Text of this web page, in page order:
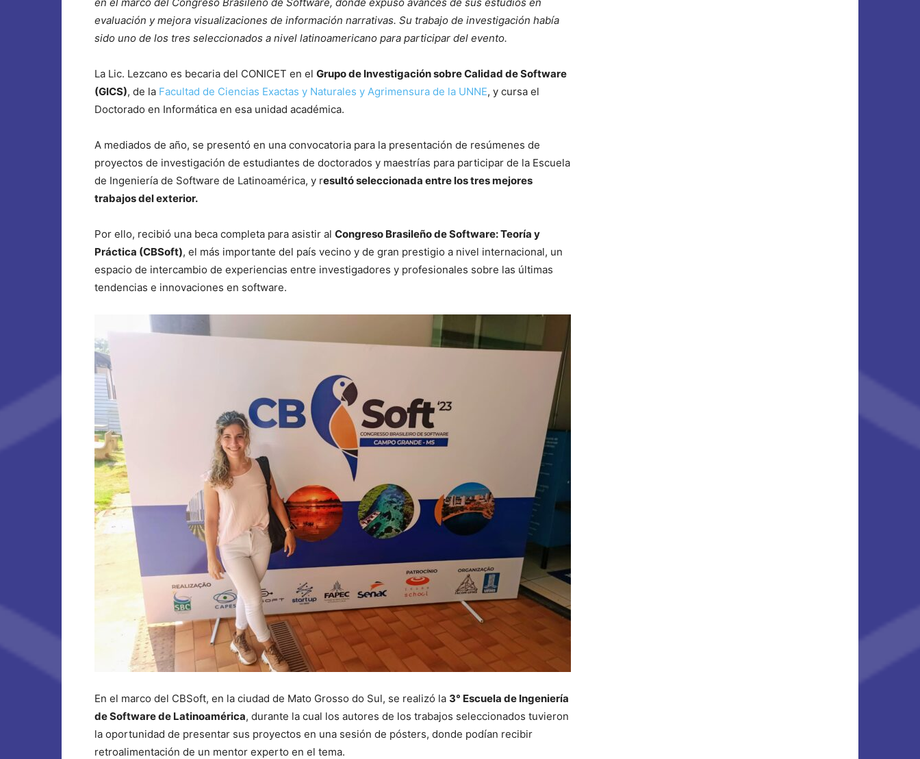
evaluación y mejora visualizaciones de información narrativas. Su trabajo de investigación había
sido uno de los tres seleccionados a nivel latinoamericano para participar del evento.
La Lic. Lezcano es becaria del CONICET en el Grupo de Investigación sobre Calidad de Software
(GICS), de la Facultad de Ciencias Exactas y Naturales y Agrimensura de la UNNE, y cursa el
Doctorado en Informática en esa unidad académica.
A mediados de año, se presentó en una convocatoria para la presentación de resúmenes de
proyectos de investigación de estudiantes de doctorados y maestrías para participar de la Escuela
de Ingeniería de Software de Latinoamérica, y resultó seleccionada entre los tres mejores
trabajos del exterior.
Por ello, recibió una beca completa para asistir al Congreso Brasileño de Software: Teoría y
Práctica (CBSoft), el más importante del país vecino y de gran prestigio a nivel internacional, un
espacio de intercambio de experiencias entre investigadores y profesionales sobre las últimas
tendencias e innovaciones en software.
En el marco del CBSoft, en la ciudad de Mato Grosso do Sul, se realizó la 3° Escuela de Ingeniería
de Software de Latinoamérica, durante la cual los autores de los trabajos seleccionados tuvieron
la oportunidad de presentar sus proyectos en una sesión de pósters, donde podían recibir
retroalimentación de un mentor experto en el tema.